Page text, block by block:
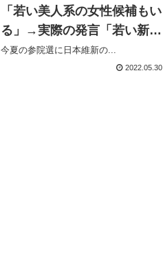
「若い美人系の女性候補もい
る」→実際の発言「若い新進
気鋭の女性候補もいる」日刊
スポーツは小さく訂正
今夏の参院選に日本維新の...
2022.05.30